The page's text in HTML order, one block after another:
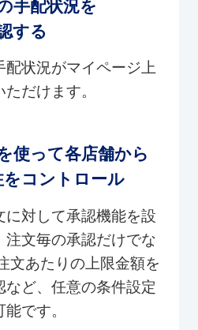
手配状況を
する
配状況がマイページ上
だけます。
使って各店舗から
をコントロール
に対して承認機能を設
注文毎の承認だけでな
文あたりの上限金額を
など、任意の条件設定
能です。